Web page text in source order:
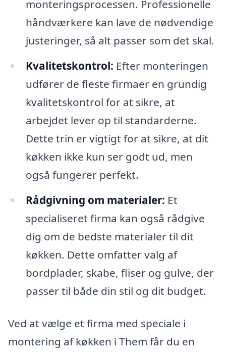
monteringsprocessen. Professionelle
håndværkere kan lave de nødvendige
justeringer, så alt passer som det skal.
Kvalitetskontrol: Efter monteringen
udfører de fleste firmaer en grundig
kvalitetskontrol for at sikre, at
arbejdet lever op til standarderne.
Dette trin er vigtigt for at sikre, at dit
køkken ikke kun ser godt ud, men
også fungerer perfekt.
Rådgivning om materialer: Et
specialiseret firma kan også rådgive
dig om de bedste materialer til dit
køkken. Dette omfatter valg af
bordplader, skabe, fliser og gulve, der
passer til både din stil og dit budget.
Ved at vælge et firma med speciale i
montering af køkken i Them får du en